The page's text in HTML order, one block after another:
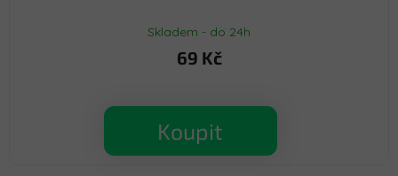
Skladem - do 24h
69 Kč
Koupit